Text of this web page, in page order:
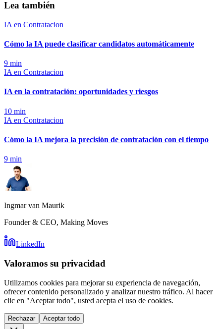
Lea también
IA en Contratacion
Cómo la IA puede clasificar candidatos automáticamente
9 min
IA en Contratacion
IA en la contratación: oportunidades y riesgos
10 min
IA en Contratacion
Cómo la IA mejora la precisión de contratación con el tiempo
9 min
Ingmar van Maurik
Founder & CEO, Making Moves
LinkedIn
Valoramos su privacidad
Utilizamos cookies para mejorar su experiencia de navegación,
ofrecer contenido personalizado y analizar nuestro tráfico. Al hacer
clic en "Aceptar todo", usted acepta el uso de cookies.
Rechazar Aceptar todo